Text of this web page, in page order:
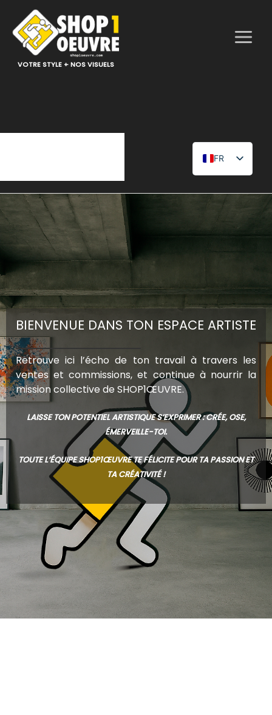
contenu
VOTRE STYLE + NOS VISUELS
FR
EN
BIENVENUE DANS TON ESPACE ARTISTE
Retrouve ici l’écho de ton travail à travers les
ventes et commissions, et continue à nourrir la
mission collective de SHOP1ŒUVRE.
LAISSE TON POTENTIEL ARTISTIQUE S’EXPRIMER : CRÉE, OSE,
ÉMERVEILLE-TOI.
TOUTE L’ÉQUIPE SHOP1ŒUVRE TE FÉLICITE POUR TA PASSION ET
TA CRÉATIVITÉ !